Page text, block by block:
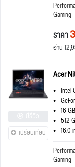
Gaming
ราคา
อ่าน
เปรียบเทียบ
Acer
Intel
16
512
16.0
Gaming